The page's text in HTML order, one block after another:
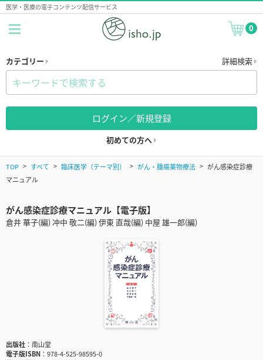
医学・医療の電子コンテンツ配信サービス
0
カテゴリー 詳細検索
ログイン／新規登録
初めての方へ
TOP すべて 臨床医学（テーマ別） がん・腫瘍薬物療法
がん感染症診療
マニュアル
がん感染症診療マニュアル【電子版】
倉井 華子(編) 冲中 敬二(編) 伊東 直哉(編) 中屋 雄一郎(編)
出版社
南山堂
電子版ISBN
978-4-525-98595-0